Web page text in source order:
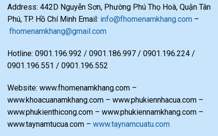
Address: 442D Nguyễn Sơn, Phường Phú Thọ Hoà, Quận Tân
Phú, TP. Hồ Chí Minh Email: info@fhomenamkhang.com –
fhomenamkhang@gmail.com
Hotline: 0901.196.992 / 0901.186.997 / 0901.196.224 /
0901.196.551 / 0901.196.552
Website: www.fhomenamkhang.com –
www.khoacuanamkhang.com – www.phukiennhacua.com –
www.phukienthicong.com – www.phukiennamkhang.com –
www.taynamtucua.com – www.taynamcuatu.com